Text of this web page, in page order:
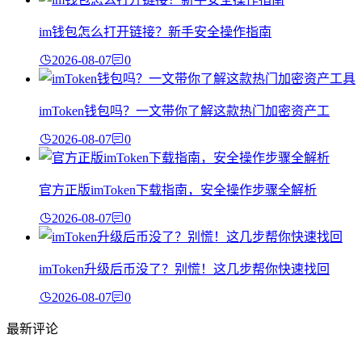
im钱包怎么打开链接？新手安全操作指南
2026-08-07 0
imToken钱包吗？一文带你了解这款热门加密资产工
2026-08-07 0
官方正版imToken下载指南，安全操作步骤全解析
2026-08-07 0
imToken升级后币没了？别慌！这几步帮你快速找回
2026-08-07 0
最新评论